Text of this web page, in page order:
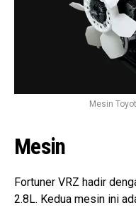
Mesin
Mesin
Fortuner VRZ hadir
2.8L. Kedua mesin ini